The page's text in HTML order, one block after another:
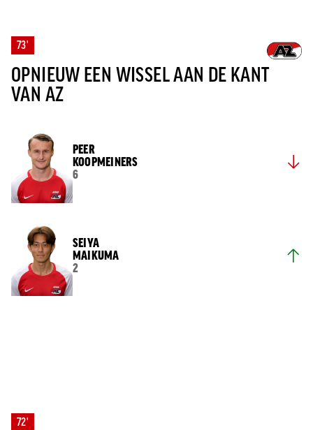
73'
OPNIEUW EEN WISSEL AAN DE KANT
VAN AZ
PEER
KOOPMEINERS
6
SEIYA
MAIKUMA
2
72'